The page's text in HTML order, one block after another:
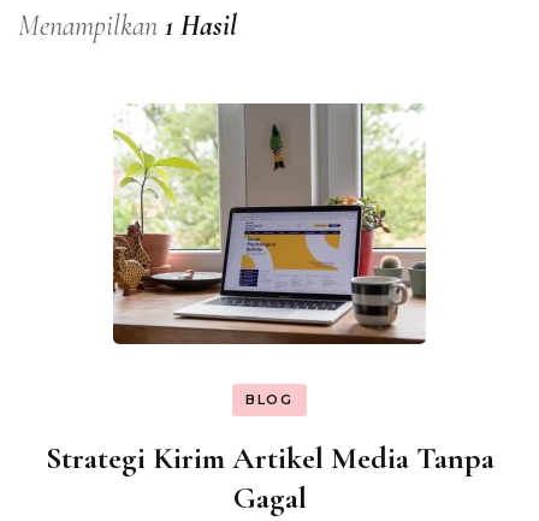
Menampilkan 1 Hasil
BLOG
Strategi Kirim Artikel Media Tanpa
Gagal